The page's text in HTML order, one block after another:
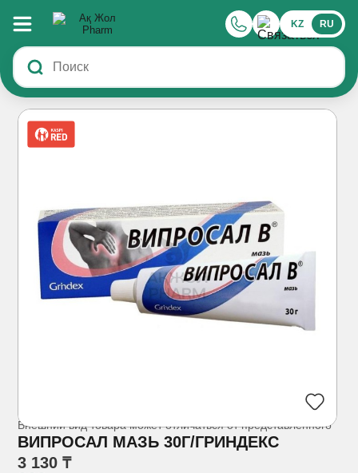
KZ RU
Внешний вид товара может отличаться от представленного
ВИПРОСАЛ МАЗЬ 30Г/ГРИНДЕКС
3 130 ₸